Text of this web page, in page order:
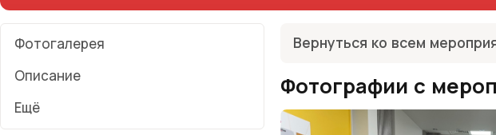
Фотогалерея
Описание
Ещё
Вернуться ко всем
Фотографии с